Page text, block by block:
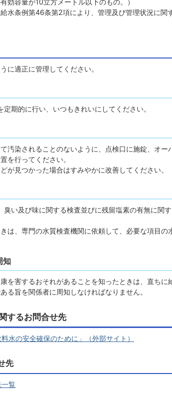
有効容量が10立方メートル以下のもの。）
水条例第46条第2項により、管理及び管理状況に関
に適正に管理してください。
期的に行い、いつもきれいにしてください。
汚染されることのないように、点検口に施錠、オー
を行ってください。
が見つかった場合はすみやかに改善してください。
臭い及び味に関する検査並びに残留塩素の有無に関
は、専門の水質検査機関に依頼して、必要な項目の
知
を害するおそれがあることを知ったときは、直ちに
る旨を関係者に周知しなければなりません。
するお問合せ先
水の安全確保のために」（外部サイト）
先
覧